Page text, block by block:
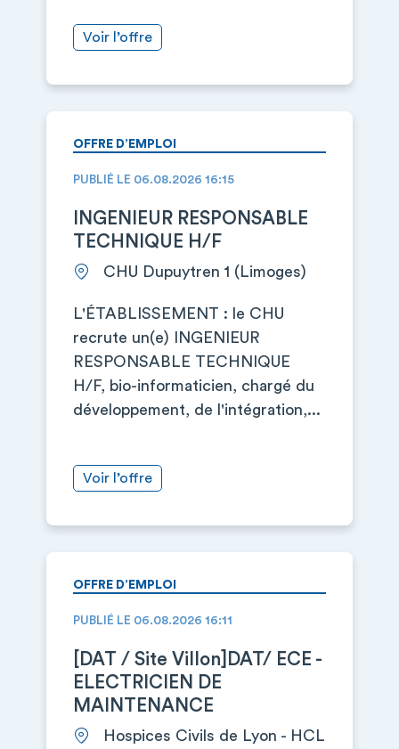
Voir l’offre
OFFRE D’EMPLOI
PUBLIÉ LE 06.08.2026 16:15
INGENIEUR RESPONSABLE
TECHNIQUE H/F
CHU Dupuytren 1 (Limoges)
L'ÉTABLISSEMENT : le CHU
recrute un(e) INGENIEUR
RESPONSABLE TECHNIQUE
H/F, bio-informaticien, chargé du
développement, de l'intégration,...
Voir l’offre
OFFRE D’EMPLOI
PUBLIÉ LE 06.08.2026 16:11
[DAT / Site Villon]DAT/ ECE -
ELECTRICIEN DE
MAINTENANCE
Hospices Civils de Lyon - HCL